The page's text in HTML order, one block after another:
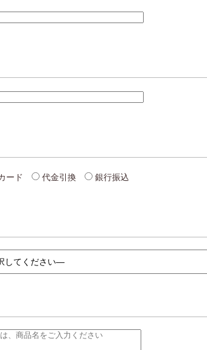
ード 代金引換 銀行振込